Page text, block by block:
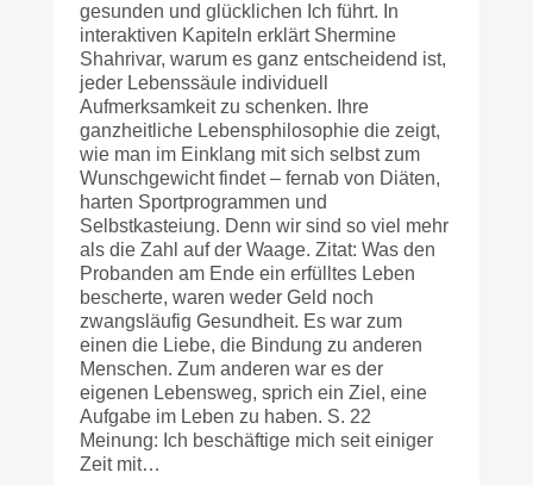
gesunden und glücklichen Ich führt. In
interaktiven Kapiteln erklärt Shermine
Shahrivar, warum es ganz entscheidend ist,
jeder Lebenssäule individuell
Aufmerksamkeit zu schenken. Ihre
ganzheitliche Lebensphilosophie die zeigt,
wie man im Einklang mit sich selbst zum
Wunschgewicht findet – fernab von Diäten,
harten Sportprogrammen und
Selbstkasteiung. Denn wir sind so viel mehr
als die Zahl auf der Waage. Zitat: Was den
Probanden am Ende ein erfülltes Leben
bescherte, waren weder Geld noch
zwangsläufig Gesundheit. Es war zum
einen die Liebe, die Bindung zu anderen
Menschen. Zum anderen war es der
eigenen Lebensweg, sprich ein Ziel, eine
Aufgabe im Leben zu haben. S. 22
Meinung: Ich beschäftige mich seit einiger
Zeit mit…